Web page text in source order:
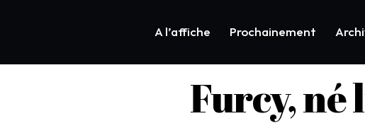
A l’affiche Prochainement
Furcy, né